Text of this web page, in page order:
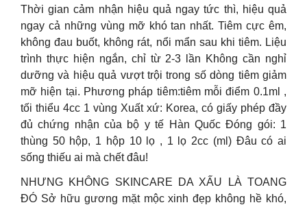
Thời gian cảm nhận hiệu quả ngay tức thì, hiệu quả
ngay cả những vùng mỡ khó tan nhất. Tiêm cực êm,
không đau buốt, không rát, nổi mẩn sau khi tiêm. Liệu
trình thực hiện ngắn, chỉ từ 2-3 lần Không cần nghỉ
dưỡng và hiệu quả vượt trội trong số dòng tiêm giảm
mỡ hiện tại. Phương pháp tiêm:tiêm mỗi điểm 0.1ml ,
tối thiểu 4cc 1 vùng Xuất xứ: Korea, có giấy phép đầy
đủ chứng nhận của bộ y tế Hàn Quốc Đóng gói: 1
thùng 50 hộp, 1 hộp 10 lọ , 1 lọ 2cc (ml) Đâu có ai
sống thiếu ai mà chết đâu!
NHƯNG KHÔNG SKINCARE DA XẤU LÀ TOANG
ĐÓ Sở hữu gương mặt mộc xinh đẹp không hề khó,